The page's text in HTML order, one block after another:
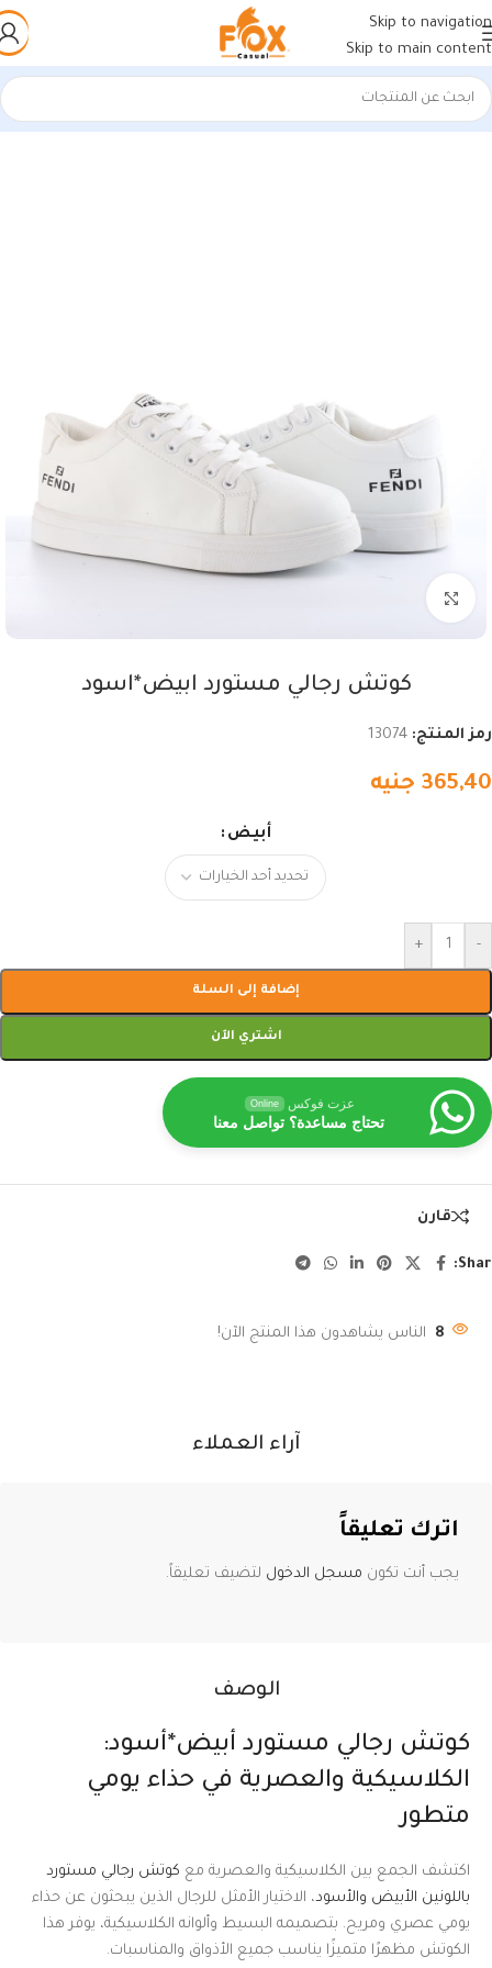
Skip to navigation
Skip to main content
الرئيسية/أحذية رجالي/كوتشي رجالي
كوتش رجالي مستورد ابيض*اسود
رمز المنتج: 13074
365,40 جنيه
أبيض
-
+
إضافة إلى السلة
اشتري الآن
عزت فوكس Online
تحتاج مساعدة؟ تواصل معنا
قارن
8 الناس يشاهدون هذا المنتج الآن!
الوصف
كوتش رجالي مستورد أبيض*أسود:
الكلاسيكية والعصرية في حذاء يومي
متطور
اكتشف الجمع بين الكلاسيكية والعصرية مع كوتش رجالي مستورد
باللونين الأبيض والأسود، الاختيار الأمثل للرجال الذين يبحثون عن حذاء
يومي عصري ومريح. بتصميمه البسيط وألوانه الكلاسيكية، يوفر هذا
الكوتش مظهرًا متميزًا يناسب جميع الأذواق والمناسبات.
آراء العملاء
اترك تعليقاً
يجب أنت تكون مسجل الدخول لتضيف تعليقاً.